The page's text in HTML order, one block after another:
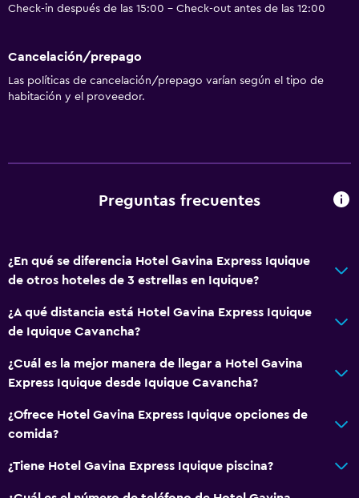
Salud y seguridad
Seguridad las 24 horas
Caja fuerte
Servicios y facilidades
Servicio de habitaciones
Recepción 24 horas
Accesibilidad y adecuación
Para no fumadores
Ascensor
Vista a la ciudad
Check-in después de las 15:00 - Check-out antes de las 12:00
Cancelación/prepago
Las políticas de cancelación/prepago varían según el tipo de
habitación y el proveedor.
Preguntas frecuentes
¿En qué se diferencia Hotel Gavina Express Iquique
de otros hoteles de 3 estrellas en Iquique?
¿A qué distancia está Hotel Gavina Express Iquique
de Iquique Cavancha?
¿Cuál es la mejor manera de llegar a Hotel Gavina
Express Iquique desde Iquique Cavancha?
¿Ofrece Hotel Gavina Express Iquique opciones de
comida?
¿Tiene Hotel Gavina Express Iquique piscina?